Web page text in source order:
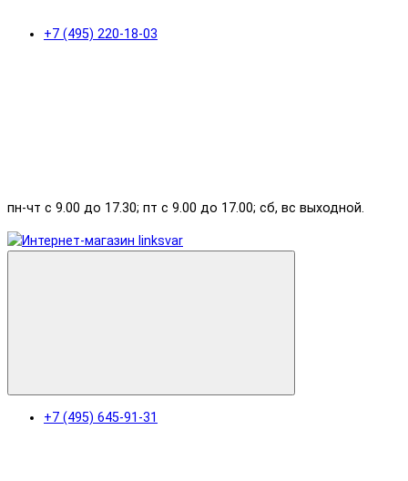
+7 (495) 220-18-03
пн-чт с 9.00 до 17.30; пт с 9.00 до 17.00; сб, вс выходной.
+7 (495) 645-91-31